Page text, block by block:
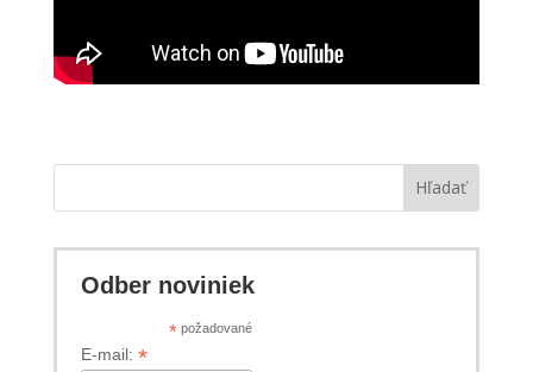
Hľadať
Odber noviniek
*požadované
E-mail: *